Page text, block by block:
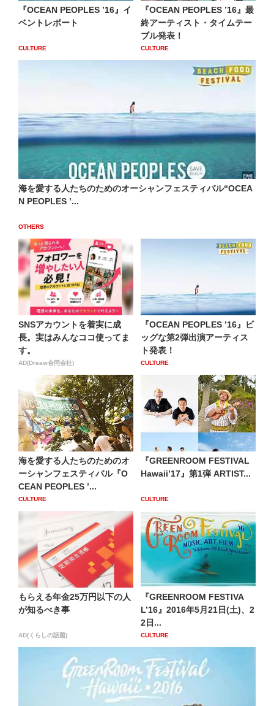
『OCEAN PEOPLES ’16』イ
ベントレポート
CULTURE
『OCEAN PEOPLES ’16』最
終アーティスト・タイムテー
ブル発表！
CULTURE
海を愛する人たちのためのオーシャンフェスティバル“OCEA
N PEOPLES ’...
OTHERS
SNSアカウントを着実に成
長。実はみんなココ使ってま
す。
AD(Dreaw合同会社)
『OCEAN PEOPLES ’16』ビ
ッグな第2弾出演アーティス
ト発表！
CULTURE
海を愛する人たちのためのオ
ーシャンフェスティバル『O
CEAN PEOPLES ’...
CULTURE
『GREENROOM FESTIVAL
Hawaii’17』第1弾 ARTIST...
CULTURE
もらえる年金25万円以下の人
が知るべき事
AD(くらしの話題)
『GREENROOM FESTIVA
L’16』2016年5月21日(土)、2
2日...
CULTURE